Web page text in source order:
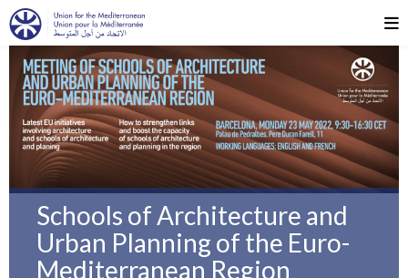
Schools of Architecture and
Urban Planning of the Euro-
Mediterranean Region